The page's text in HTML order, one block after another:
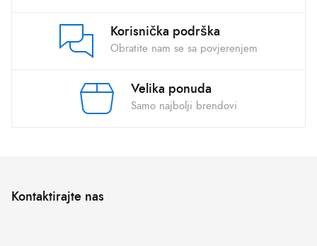
Korisnička podrška
Obratite nam se sa povjerenjem
Velika ponuda
Samo najbolji brendovi
Kontaktirajte nas